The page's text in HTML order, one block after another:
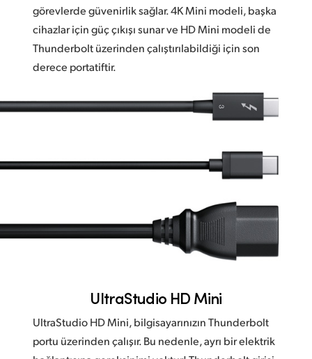
görevlerde güvenirlik sağlar. 4K Mini modeli, başka
cihazlar için güç çıkışı sunar ve HD Mini modeli de
Thunderbolt üzerinden çalıştırılabildiği için son
derece portatiftir.
UltraStudio HD Mini
UltraStudio HD Mini, bilgisayarınızın Thunderbolt
portu üzerinden çalışır. Bu nedenle, ayrı bir elektrik